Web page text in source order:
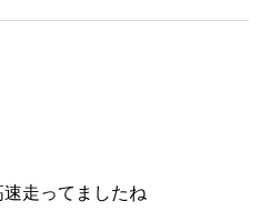
走ってましたね